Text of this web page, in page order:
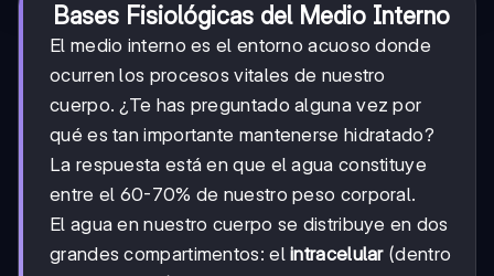
Bases Fisiológicas del Medio Interno
El medio interno es el entorno acuoso donde
ocurren los procesos vitales de nuestro
cuerpo. ¿Te has preguntado alguna vez por
qué es tan importante mantenerse hidratado?
La respuesta está en que el agua constituye
entre el 60-70% de nuestro peso corporal.
El agua en nuestro cuerpo se distribuye en dos
grandes compartimentos: elintracelular(dentro